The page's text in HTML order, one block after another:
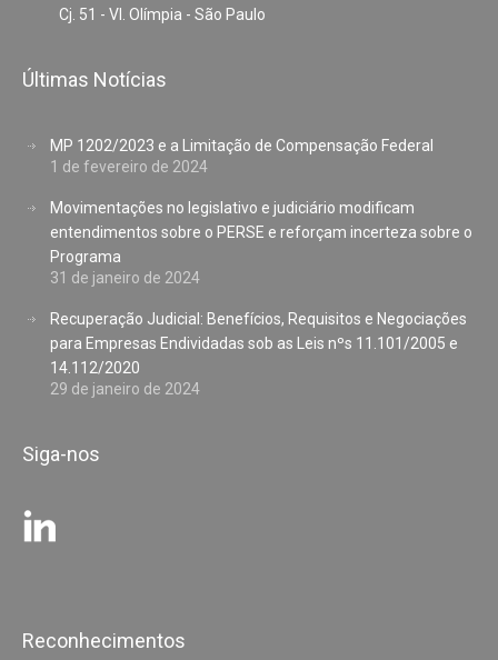
Cj. 51 - Vl. Olímpia - São Paulo
Últimas Notícias
MP 1202/2023 e a Limitação de Compensação Federal
1 de fevereiro de 2024
Movimentações no legislativo e judiciário modificam
entendimentos sobre o PERSE e reforçam incerteza sobre o
Programa
31 de janeiro de 2024
Recuperação Judicial: Benefícios, Requisitos e Negociações
para Empresas Endividadas sob as Leis nºs 11.101/2005 e
14.112/2020
29 de janeiro de 2024
Siga-nos
Reconhecimentos